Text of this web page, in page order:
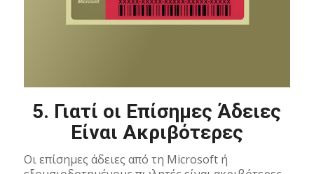
5. Γιατί οι Επίσημες Άδειες
Είναι Ακριβότερες
Οι επίσημες άδειες από τη Microsoft ή